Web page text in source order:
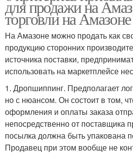
для продажи на
торговли на Амазоне
На Амазоне можно продать как
продукцию сторонних
источника поставки,
использовать на маркетплейсе
1. Дропшиппинг. Предполагает
но с нюансом. Он состоит в том,
оформления и оплаты заказа
непосредственно от поставщика
посылка должна быть упакована
Продавец при этом вообще не